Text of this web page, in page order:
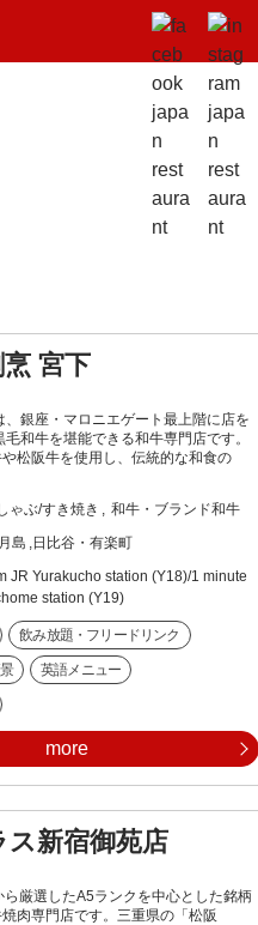
宮下
、銀座・マロニエゲート最上階に店を
和牛を堪能できる和牛専門店です。
松阪牛を使用し、伝統的な和食の
ゃぶ/すき焼き
和牛・ブランド和牛
島 日比谷・有楽町
JR Yurakucho station (Y18)/1 minute
station (Y19)
飲み放題・フリードリンク
英語メニュー
more
ス新宿御苑店
厳選したA5ランクを中心とした銘柄
肉専門店です。三重県の「松阪